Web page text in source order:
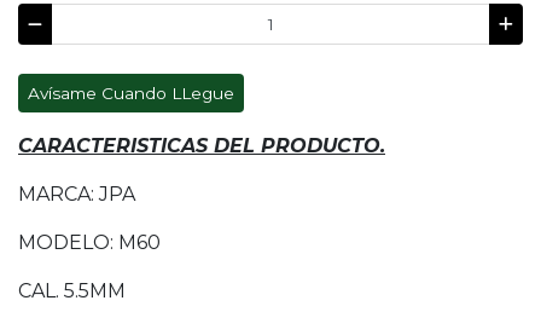
Avísame Cuando LLegue
CARACTERISTICAS DEL PRODUCTO.
MARCA: JPA
MODELO: M60
CAL. 5.5MM